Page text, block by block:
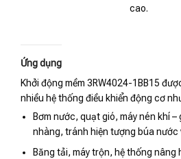
cao.
Ứng dụng
Khởi động mềm 3RW4024-1BB15
nhiều hệ thống điều khiển động cơ
Bơm nước, quạt gió, máy nén khí
nhàng, tránh hiện tượng búa nước
Băng tải, máy trộn, hệ thống nâng